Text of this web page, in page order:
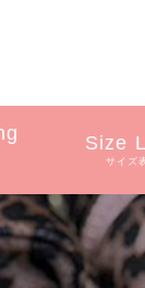
Size
サイズ